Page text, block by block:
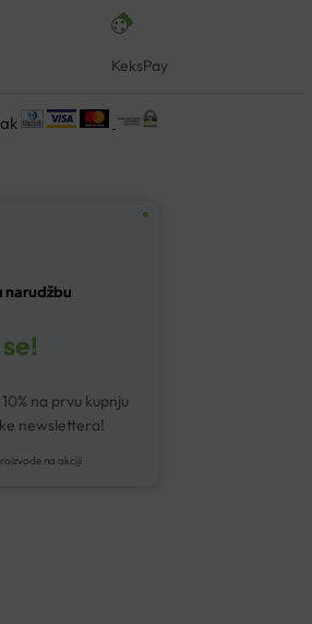
KeksPay
narudžbu
na prvu kupnju
newslettera!
na akciji